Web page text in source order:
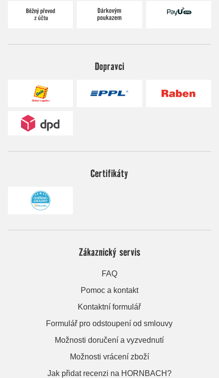
Dopravci
Certifikáty
Zákaznický servis
FAQ
Pomoc a kontakt
Kontaktní formulář
Formulář pro odstoupení od smlouvy
Možnosti doručení a vyzvednutí
Možnosti vrácení zboží
Jak přidat recenzi na HORNBACH?